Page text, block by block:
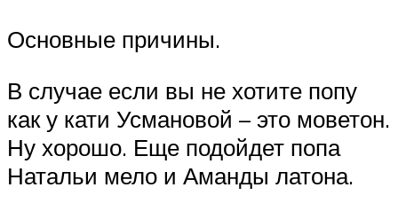
Основные причины.
В случае если вы не хотите попу
как у кати Усмановой – это моветон.
Ну хорошо. Еще подойдет попа
Натальи мело и Аманды латона.